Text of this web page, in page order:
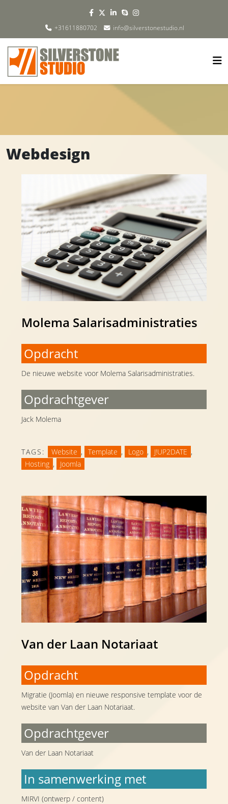
+31611880702 info@silverstonestudio.nl
Webdesign
Molema Salarisadministraties
Opdracht
De nieuwe website voor Molema Salarisadministraties.
Opdrachtgever
Jack Molema
TAGS: Website , Template , Logo , J!UP2DATE ,
Hosting , Joomla
Van der Laan Notariaat
Opdracht
Migratie (Joomla) en nieuwe responsive template voor de
website van Van der Laan Notariaat.
Opdrachtgever
Van der Laan Notariaat
In samenwerking met
MIRVI (ontwerp / content)